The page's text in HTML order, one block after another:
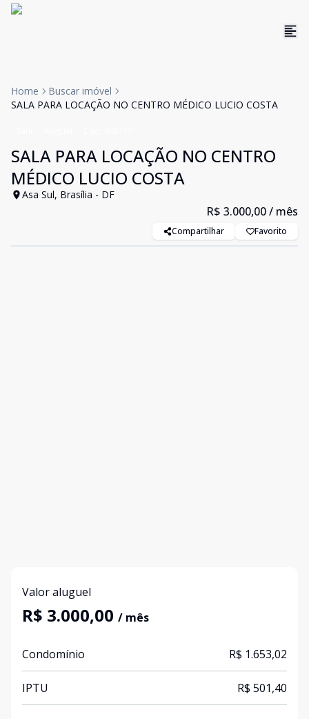
Home
Buscar imóvel
SALA PARA LOCAÇÃO NO CENTRO MÉDICO LUCIO COSTA
SALA PARA LOCAÇÃO NO CENTRO
MÉDICO LUCIO COSTA
Asa Sul, Brasília - DF
R$ 3.000,00/ mês
Compartilhar Favorito
Valor aluguel
R$ 3.000,00 / mês
Condomínio R$ 1.653,02
IPTU R$ 501,40